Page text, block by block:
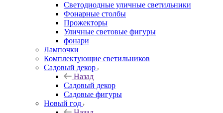
Светодиодные уличные светильники
Фонарные столбы
Прожекторы
Уличные световые фигуры
фонари
Лампочки
Комплектующие светильников
Садовый декор
Назад
Садовый декор
Садовые фигуры
Новый год